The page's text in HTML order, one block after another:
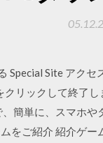
Special Site アク
リックして終了
簡単に、スマホ
をご紹介 紹介ゲ